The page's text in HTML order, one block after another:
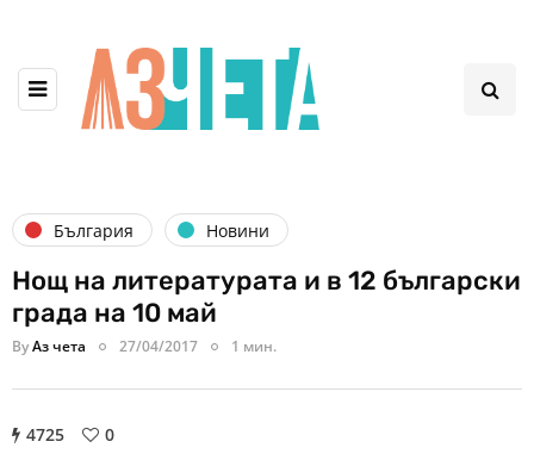
България Новини
Нощ на литературата и в 12 български
града на 10 май
ByАз чета 27/04/2017 1 мин.
4725 0